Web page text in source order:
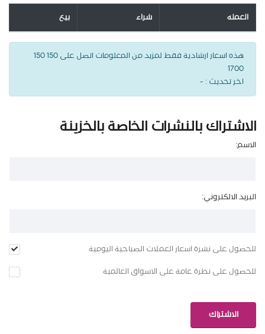
العمله شراء بيع
هذه اسعار ارشادية فقط لمزيد من المعلومات اتصل على 150 150
1700
اخر تحديث : -
الاشتراك بالنشرات الخاصة بالخزينة
الاسم:
البريد الالكتروني:
للحصول على نشرة اسعار العملات الصباحية اليومية
للحصول على نظرة عامة على الاسواق العالمية
الاشتراك